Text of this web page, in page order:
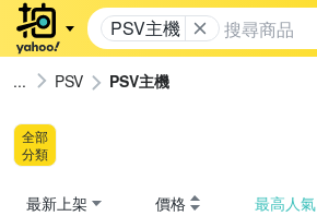
PSV主機
PSV PSV主機
全部
分類
最新上架 價格 最高人氣